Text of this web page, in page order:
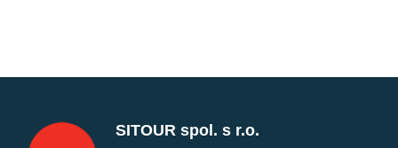
SITOUR spol. s r.o.